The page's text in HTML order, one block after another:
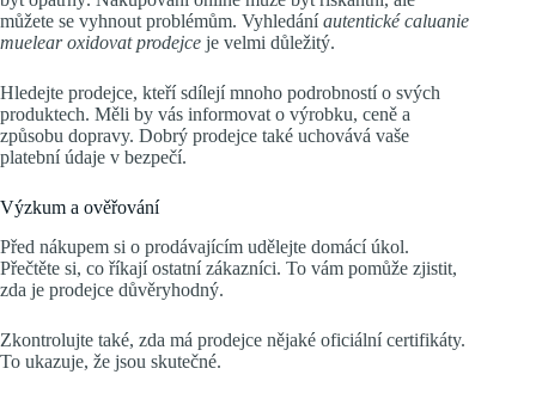
můžete se vyhnout problémům. Vyhledáníautentické caluanie
muelear oxidovat prodejce je velmi důležitý.
Hledejte prodejce, kteří sdílejí mnoho podrobností o svých
produktech. Měli by vás informovat o výrobku, ceně a
způsobu dopravy. Dobrý prodejce také uchovává vaše
platební údaje v bezpečí.
Výzkum a ověřování
Před nákupem si o prodávajícím udělejte domácí úkol.
Přečtěte si, co říkají ostatní zákazníci. To vám pomůže zjistit,
zda je prodejce důvěryhodný.
Zkontrolujte také, zda má prodejce nějaké oficiální certifikáty.
To ukazuje, že jsou skutečné.